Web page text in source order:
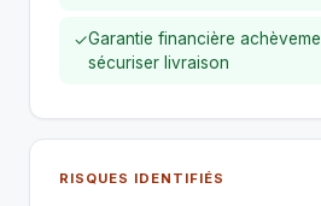
✓Garantie financière
sécuriser livraison
RISQUES IDENTIFIÉS